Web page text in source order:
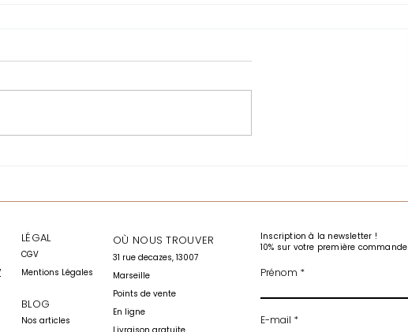
BLOG
Nos articles
LÉGAL
CGV
Mentions Légales
OÙ NOUS TROUVER
31 rue decazes, 13007
Marseille
Points de vente
En ligne
Inscription à la newsletter !
10% sur votre première commande
Prénom
E-mail